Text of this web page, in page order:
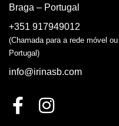
Braga – Portugal
+351 917949012
(Chamada para a rede móvel
Portugal)
info@irinasb.com